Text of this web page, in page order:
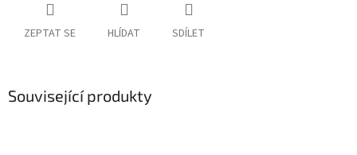
ZEPTAT SE HLÍDAT SDÍLET
Související produkty